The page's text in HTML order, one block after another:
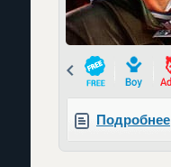
Prev
Подробнее